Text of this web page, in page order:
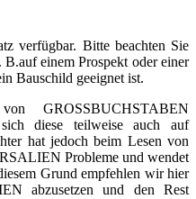
verfügbar. Bitte beachten Sie
einem Prospekt oder einer
Bauschild geeignet ist.
GROSSBUCHSTABEN
diese teilweise auch auf
hat jedoch beim Lesen von
Probleme und wendet
Grund empfehlen wir hier
abzusetzen und den Rest